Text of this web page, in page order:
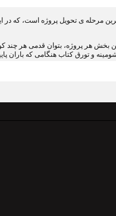
مرحله ی تحویل پروژه است، که در
بخش هر پروژه، بتوان قدمی هر
و تورق کتاب هنگامی که باران